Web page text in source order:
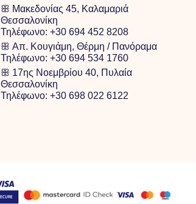
ꕥ Μακεδονίας 45, Καλαμαριά
Θεσσαλονίκη
Τηλέφωνο: +30 694 452 8208
ꕥ Απ. Κουγιάμη, Θέρμη / Πανόραμα
Τηλέφωνο: +30 694 534 1760
ꕥ 17ης Νοεμβρίου 40, Πυλαία
Θεσσαλονίκη
Τηλέφωνο: +30 698 022 6122